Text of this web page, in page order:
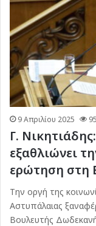
9 Απριλίου 2025 95
Γ.
εξαθλιώνει
ερώτηση στη
Την οργή της
Αστυπάλαιας
Βουλευτής